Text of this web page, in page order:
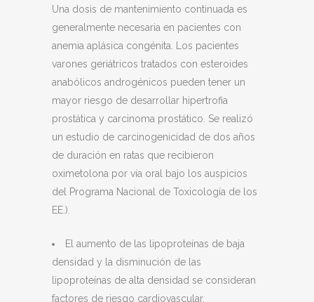
Una dosis de mantenimiento continuada es
generalmente necesaria en pacientes con
anemia aplásica congénita. Los pacientes
varones geriátricos tratados con esteroides
anabólicos androgénicos pueden tener un
mayor riesgo de desarrollar hipertrofia
prostática y carcinoma prostático. Se realizó
un estudio de carcinogenicidad de dos años
de duración en ratas que recibieron
oximetolona por vía oral bajo los auspicios
del Programa Nacional de Toxicología de los
EE.).
El aumento de las lipoproteínas de baja
densidad y la disminución de las
lipoproteínas de alta densidad se consideran
factores de riesgo cardiovascular.